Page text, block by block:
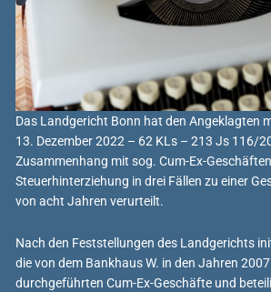
Das Landgericht Bonn hat den Angeklagten
13. Dezember 2022 – 62 KLs – 213 Js 116/
Zusammenhang mit sog. Cum-Ex-
Steuerhinterziehung in drei Fällen zu einer
von acht Jahren verurteilt.
Nach den Feststellungen des Landgerichts
die von dem Bankhaus W. in den Jahren
durchgeführten Cum-Ex-Geschäfte und